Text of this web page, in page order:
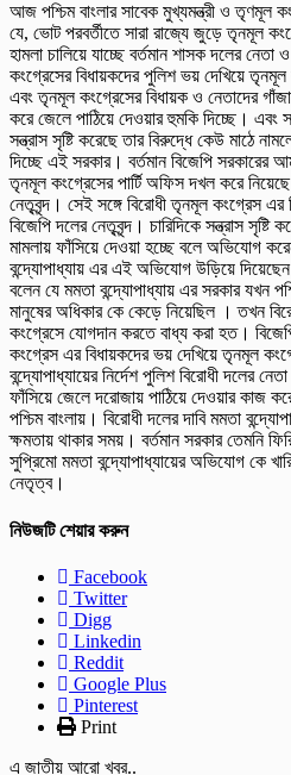
আজ পশ্চিম বাংলার সাবেক মুখ্যমন্ত্রী ও তৃণমূল
যে, ভোট পরবর্তীতে সারা রাজ্যে জুড়ে তৃনমূল
হামলা চালিয়ে যাচ্ছে বর্তমান শাসক দলের
কংগ্রেসের বিধায়কদের পুলিশ ভয় দেখিয়ে
এবং তৃনমূল কংগ্রেসের বিধায়ক ও নেতাদের
করে জেলে পাঠিয়ে দেওয়ার হুমকি দিচ্ছে। এবং
সন্ত্রাস সৃষ্টি করেছে তার বিরুদ্ধে কেউ মাঠে
দিচ্ছে এই সরকার। বর্তমান বিজেপি সরকারের
তৃনমূল কংগ্রেসের পার্টি অফিস দখল করে
নেতৃবৃন্দ। সেই সঙ্গে বিরোধী তৃনমূল কংগ্রেস এর
বিজেপি দলের নেতৃবৃন্দ। চারিদিকে সন্ত্রাস
মামলায় ফাঁসিয়ে দেওয়া হচ্ছে বলে অভিযোগ
বন্দ্যোপাধ্যায় এর এই অভিযোগ উড়িয়ে দিয়েছেন
বলেন যে মমতা বন্দ্যোপাধ্যায় এর সরকার যখন
মানুষের অধিকার কে কেড়ে নিয়েছিল ‌। তখন
কংগ্রেসে যোগদান করতে বাধ্য করা হত।
কংগ্রেস এর বিধায়কদের ভয় দেখিয়ে তৃনমূল
বন্দ্যোপাধ্যায়ের নির্দেশ পুলিশ বিরোধী দলের
ফাঁসিয়ে জেলে দরোজায় পাঠিয়ে দেওয়ার কাজ
পশ্চিম বাংলায়। বিরোধী দলের দাবি মমতা
ক্ষমতায় থাকার সময়। বর্তমান সরকার তেমনি
সুপ্রিমো মমতা বন্দ্যোপাধ্যায়ের অভিযোগ কে
নেতৃত্ব।
নিউজটি শেয়ার করুন
Facebook
Twitter
Digg
Linkedin
Reddit
Google Plus
Pinterest
Print
এ জাতীয় আরো খবর..